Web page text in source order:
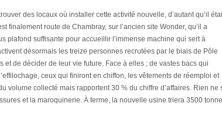
des locaux où installer cette activité nouvelle, d’autant qu’il
finalement route de Chambray, sur l’ancien site Wonder, qu’il a
plafond suffisante pour accueillir l’immense machine qui sert à
désormais les treize personnes recrutées par le biais de Pôle
de décider de leur vie future. Face à elles ; de vastes bacs qui
ceux qui finiront en chiffon, les vêtements de réemploi et
volume collecté mais rapportent 30 % du chiffre d’affaires. Rien ne
et la maroquinerie. À terme, la nouvelle usine triera 3500